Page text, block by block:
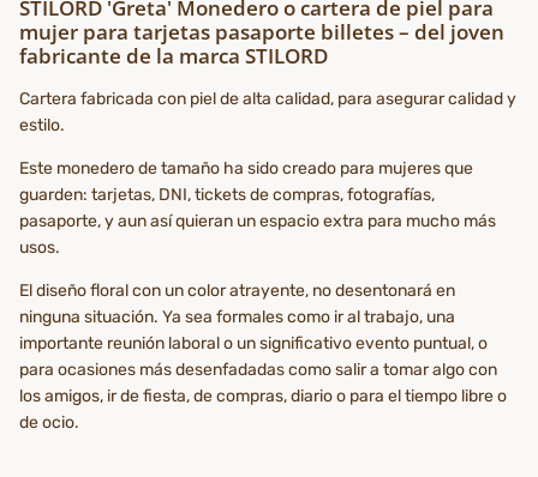
STILORD 'Greta' Monedero o cartera de piel para
mujer para tarjetas pasaporte billetes – del joven
fabricante de la marca STILORD
Cartera fabricada con piel de alta calidad, para asegurar calidad y
estilo.
Este monedero de tamaño ha sido creado para mujeres que
guarden: tarjetas, DNI, tickets de compras, fotografías,
pasaporte, y aun así quieran un espacio extra para mucho más
usos.
El diseño floral con un color atrayente, no desentonará en
ninguna situación. Ya sea formales como ir al trabajo, una
importante reunión laboral o un significativo evento puntual, o
para ocasiones más desenfadadas como salir a tomar algo con
los amigos, ir de fiesta, de compras, diario o para el tiempo libre o
de ocio.